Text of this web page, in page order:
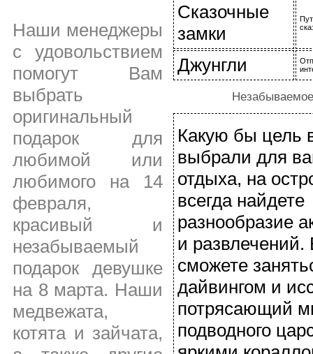
Наши менеджеры
с удовольствием
помогут Вам
выбрать
оригинальный
подарок для
любимой или
любимого на 14
февраля,
красивый и
незабываемый
подарок девушке
на 8 марта. Наши
медвежата,
котята и зайчата,
Сказочные
замки
Джунгли
Какую бы цель
выбрали для
отдыха, на
всегда найдете
разнообразие
и
сможете
дайвингом и
потрясающий
подводного